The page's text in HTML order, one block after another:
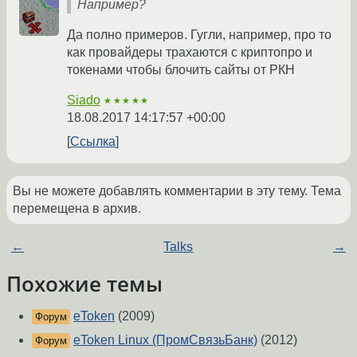
Например?
Да полно примеров. Гугли, например, про то
как провайдеры трахаются с криптопро и
токенами чтобы блочить сайты от РКН
Siado ★★★★★
18.08.2017 14:17:57 +00:00
Ссылка
Вы не можете добавлять комментарии в эту тему. Тема
перемещена в архив.
← Talks →
Похожие темы
Форум eToken (2009)
Форум eToken Linux (ПромСвязьБанк) (2012)